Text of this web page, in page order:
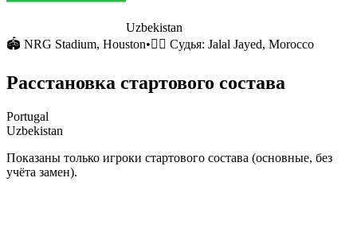
Uzbekistan
🏟 NRG Stadium, Houston•🧑‍⚖️ Судья: Jalal Jayed, Morocco
Расстановка стартового состава
Portugal
Uzbekistan
Показаны только игроки стартового состава (основные, без
учёта замен).